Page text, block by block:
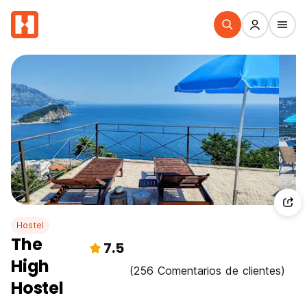
Hostel
The
High
Hostel
7.5
(256 Comentarios de clientes)